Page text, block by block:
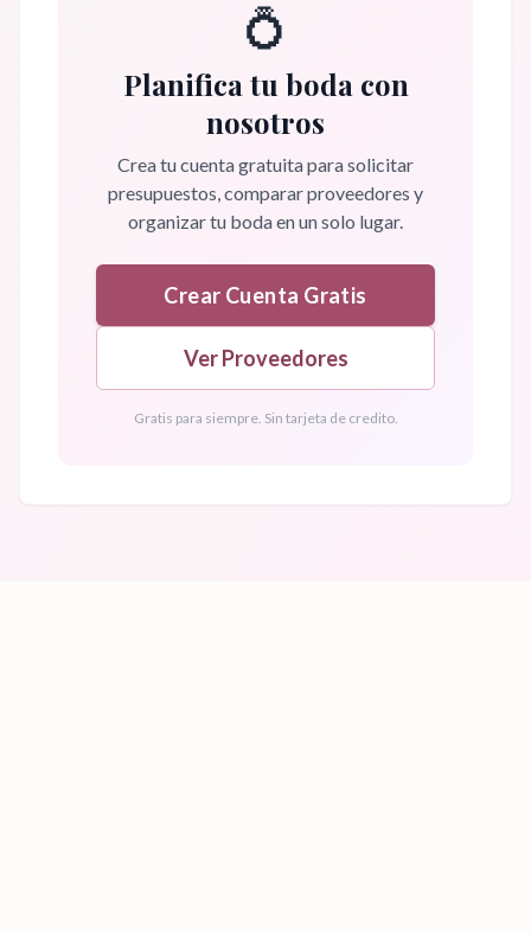
💍
Planifica tu boda con
nosotros
Crea tu cuenta gratuita para solicitar
presupuestos, comparar proveedores y
organizar tu boda en un solo lugar.
Crear Cuenta Gratis
Ver Proveedores
Gratis para siempre. Sin tarjeta de credito.